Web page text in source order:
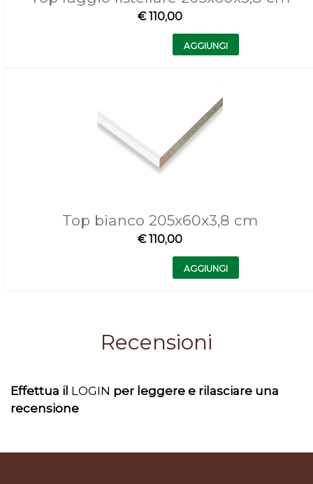
€ 110,00
Quantità
AGGIUNGI
Top bianco 205x60x3,8 cm
€ 110,00
Quantità
AGGIUNGI
Recensioni
Effettua il LOGIN per leggere e rilasciare una
recensione